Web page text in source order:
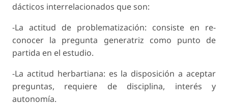
dácticos interrelacionados que son:
-La actitud de problematización: consiste en re­
conocer la pregunta generatriz como punto de
partida en el estudio.
-La actitud herbartiana: es la disposición a acep­tar
preguntas, requiere de disciplina, interés y
autonomía.